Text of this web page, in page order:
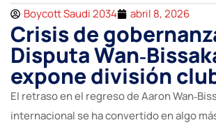
Boycott Saudi 2034 abril 8, 2026
Crisis de
Disputa
expone división
El retraso en el regreso de Aaron
internacional se ha convertido en algo